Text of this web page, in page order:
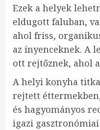
Ezek a helyek
eldugott faluban,
ahol friss,
az ínyenceknek. A
ott rejtőznek, ahol
A helyi konyha
rejtett
és hagyományos
igazi